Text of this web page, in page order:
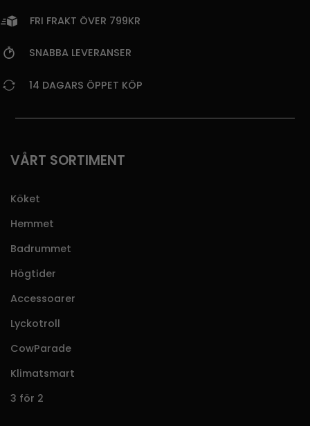
FRI FRAKT ÖVER 799KR
SNABBA LEVERANSER
14 DAGARS ÖPPET KÖP
VÅRT SORTIMENT
Köket
Hemmet
Badrummet
Högtider
Accessoarer
Lyckotroll
CowParade
Klimatsmart
3 för 2